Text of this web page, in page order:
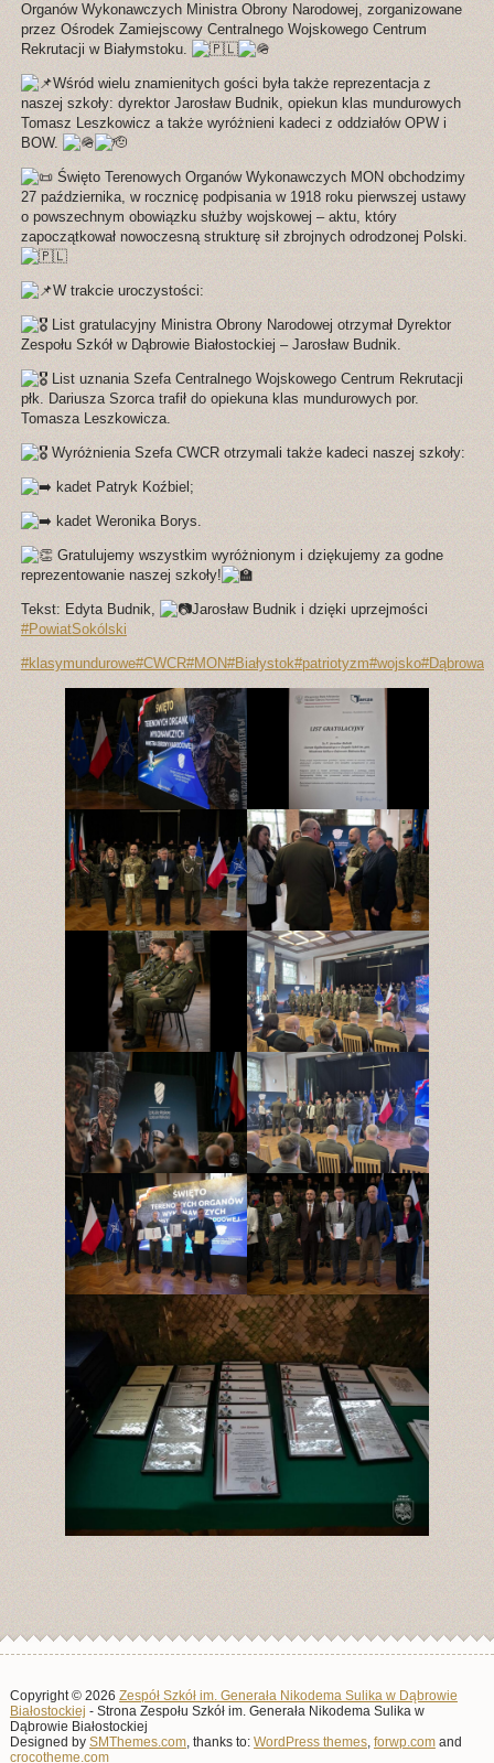
Organów Wykonawczych Ministra Obrony Narodowej, zorganizowane
przez Ośrodek Zamiejscowy Centralnego Wojskowego Centrum
Rekrutacji w Białymstoku.
Wśród wielu znamienitych gości była także reprezentacja z
naszej szkoły: dyrektor Jarosław Budnik, opiekun klas mundurowych
Tomasz Leszkowicz a także wyróżnieni kadeci z oddziałów OPW i
BOW.
Święto Terenowych Organów Wykonawczych MON obchodzimy
27 października, w rocznicę podpisania w 1918 roku pierwszej ustawy
o powszechnym obowiązku służby wojskowej – aktu, który
zapoczątkował nowoczesną strukturę sił zbrojnych odrodzonej Polski.
W trakcie uroczystości:
List gratulacyjny Ministra Obrony Narodowej otrzymał Dyrektor
Zespołu Szkół w Dąbrowie Białostockiej – Jarosław Budnik.
List uznania Szefa Centralnego Wojskowego Centrum Rekrutacji
płk. Dariusza Szorca trafił do opiekuna klas mundurowych por.
Tomasza Leszkowicza.
Wyróżnienia Szefa CWCR otrzymali także kadeci naszej szkoły:
kadet Patryk Koźbiel;
kadet Weronika Borys.
Gratulujemy wszystkim wyróżnionym i dziękujemy za godne
reprezentowanie naszej szkoły!
Tekst: Edyta Budnik,
Jarosław Budnik i dzięki uprzejmości
#PowiatSokólski
#klasymundurowe#CWCR#MON#Białystok#patriotyzm#wojsko
Copyright © 2026 Zespół Szkół im. Generała Nikodema Sulika w Dąbrowie
Białostockiej - Strona Zespołu Szkół im. Generała Nikodema Sulika w
Dąbrowie Białostockiej
Designed by SMThemes.com, thanks to: WordPress themes, forwp.comand
crocotheme.com